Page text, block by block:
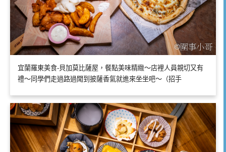
宜蘭羅東美食-貝加莫比薩屋，餐點美味精緻～店裡人員親切又有
禮～同學們走過路過聞到披薩香氣就進來坐坐吧～（招手